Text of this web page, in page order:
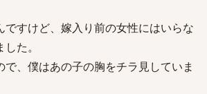
ですけど、嫁入り前の女性にはいらな
た。
で、僕はあの子の胸をチラ見していま